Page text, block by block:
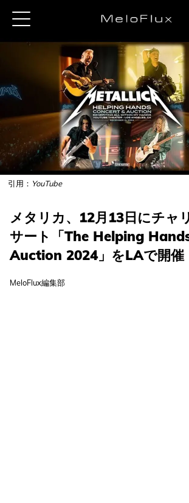
引用： YouTube
メタリカ、12月13日にチャ
サート「The Helping
Auction 2024」をLAで開催
MeloFlux編集部